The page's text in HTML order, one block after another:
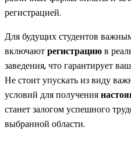
регистрацией.
Для будущих студентов
включаютрегистрациюв
заведения, что гарантирует
Не стоит упускать из виду
условий для получения
станет залогом успешного
выбранной области.